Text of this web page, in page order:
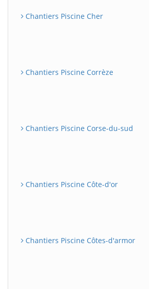
Chantiers Piscine Cher
Chantiers Piscine Corrèze
Chantiers Piscine Corse-du-sud
Chantiers Piscine Côte-d'or
Chantiers Piscine Côtes-d'armor